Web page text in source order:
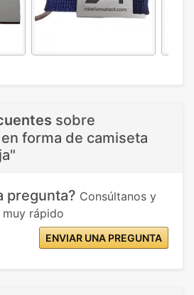
sobre
forma de camiseta
pregunta? Consúltanos y
rápido
ENVIAR UNA PREGUNTA